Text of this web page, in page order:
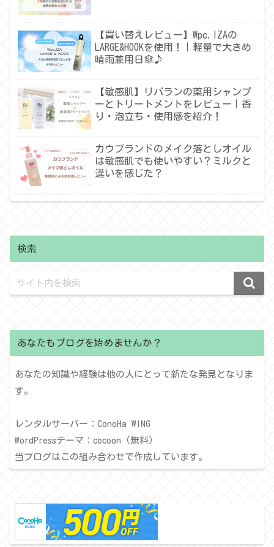
【買い替えレビュー】Wpc.IZAの
LARGE&HOOKを使用！｜軽量で大きめ
晴雨兼用日傘♪
【敏感肌】リバランの薬用シャンプ
ーとトリートメントをレビュー｜香
り・泡立ち・使用感を紹介！
カウブランドのメイク落としオイル
は敏感肌でも使いやすい？ミルクと
違いを感じた？
検索
あなたもブログを始めませんか？
あなたの知識や経験は他の人にとって新たな発見となりま
す。
レンタルサーバー：ConoHa WING
WordPressテーマ：cocoon（無料）
当ブログはこの組み合わせで作成しています。